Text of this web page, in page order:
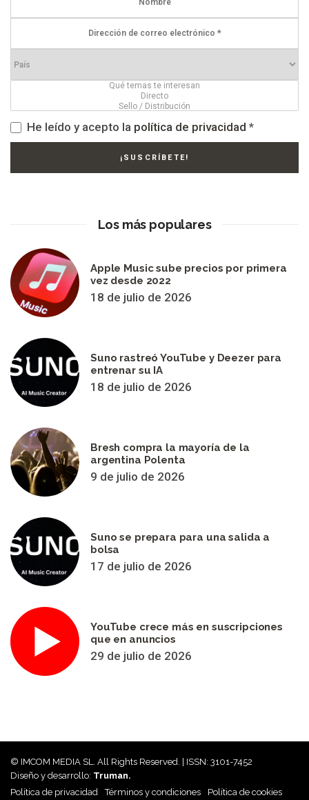
He leído y acepto la política de privacidad *
Los más populares
Apple Music sube precios por primera
vez desde 2022
18 de julio de 2026
Suno rastreó YouTube y Deezer para
entrenar su IA
18 de julio de 2026
Bresh compra la mayoría de la
argentina Polenta
9 de julio de 2026
Suno se prepara para una salida a
bolsa
17 de julio de 2026
YouTube crece más en suscripciones
que en anuncios
29 de julio de 2026
© IMCOM MEDIA SL. All Rights Reserved. | ISSN: 3101-7452
Diseño y desarrollo: Truman.
Política de privacidad
Términos y condiciones Política de cookies